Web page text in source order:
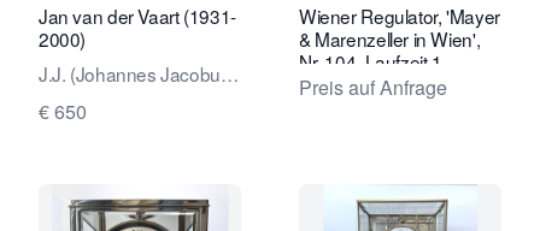
Jan van der Vaart (1931-
2000)
J.J. (Johannes Jacobus,
Jan) van der Vaart
€ 650
Wiener Regulator, 'Mayer
& Marenzeller in Wien',
Nr. 104, Laufzeit 1
Monat,
Schildpattgehäuse, ca.
Preis auf Anfrage